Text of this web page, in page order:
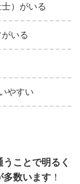
）がいる
いる
やすい
ことで明るく
多数います ！